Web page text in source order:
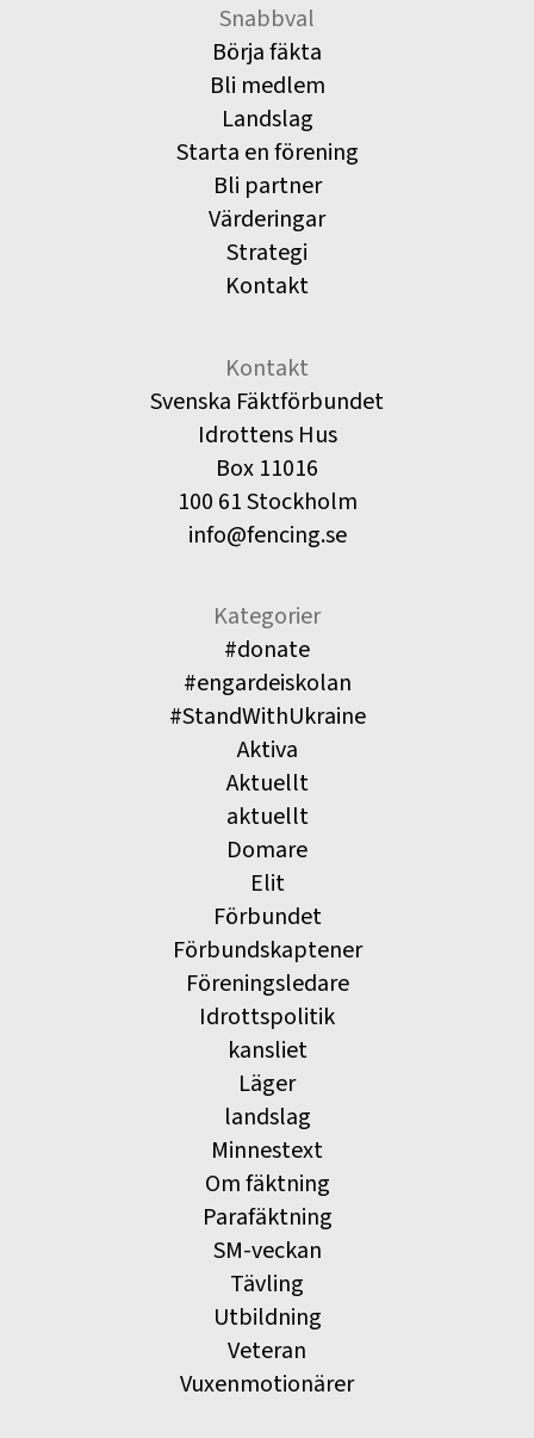
Snabbval
Börja fäkta
Bli medlem
Landslag
Starta en förening
Bli partner
Värderingar
Strategi
Kontakt
Kontakt
Svenska Fäktförbundet
Idrottens Hus
Box 11016
100 61 Stockholm
info@fencing.se
Kategorier
#donate
#engardeiskolan
#StandWithUkraine
Aktiva
Aktuellt
aktuellt
Domare
Elit
Förbundet
Förbundskaptener
Föreningsledare
Idrottspolitik
kansliet
Läger
landslag
Minnestext
Om fäktning
Parafäktning
SM-veckan
Tävling
Utbildning
Veteran
Vuxenmotionärer